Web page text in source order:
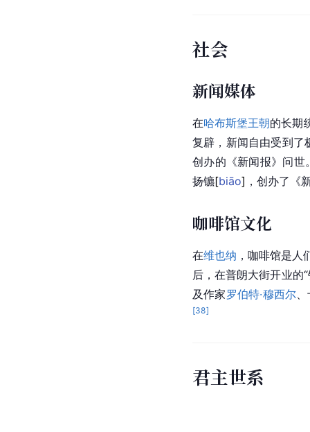
社会
新闻媒体
在哈布斯堡王朝的长期
复辟，新闻自由受到了
创办的《新闻报》问世
扬镳[biāo] ，创办了《
咖啡馆文化
在维也纳 ，咖啡馆是
后，在普朗大街开业的
及作家罗伯特·穆西尔
[38]
君主世系